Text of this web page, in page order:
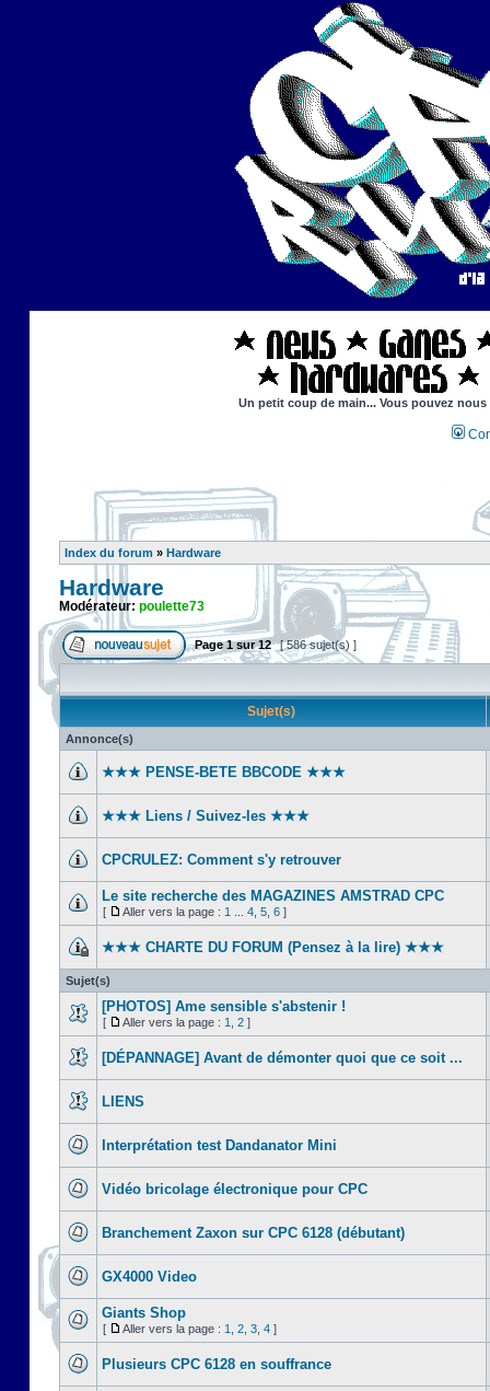
Un petit coup de main... Vous pouvez
Index du forum » Hardware
Hardware
Modérateur: poulette73
Page1sur12 [ 586 sujet(s) ]
Sujet(s)
Annonce(s)
★★★ PENSE-BETE BBCODE ★★★
★★★ Liens / Suivez-les ★★★
CPCRULEZ: Comment s'y retrouver‎
Le site recherche des MAGAZINES AMSTRAD CPC
[ Aller vers la page : 1 4 5 6 ]
★★★ CHARTE DU FORUM (Pensez à la lire) ★★★
Sujet(s)
[PHOTOS] Ame sensible s'abstenir !
[ Aller vers la page : 1 2 ]
[DÉPANNAGE] Avant de démonter quoi que ce soit ...
LIENS
Interprétation test Dandanator Mini
Vidéo bricolage électronique pour CPC
Branchement Zaxon sur CPC 6128 (débutant)
GX4000 Video
Giants Shop
[ Aller vers la page : 1 2 3 4 ]
Plusieurs CPC 6128 en souffrance